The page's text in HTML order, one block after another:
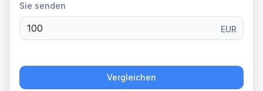
Sie senden
EUR
Vergleichen